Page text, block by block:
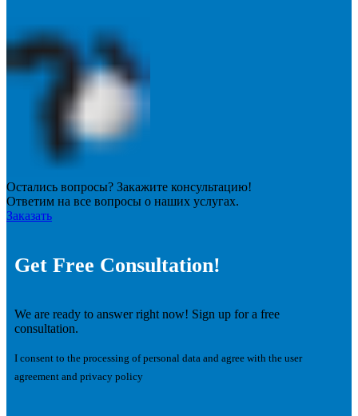
Остались вопросы? Закажите консультацию!
Ответим на все вопросы о наших услугах.
Заказать
Get Free Consultation!
We are ready to answer right now! Sign up for a free
consultation.
I consent to the processing of personal data and agree with the user
agreement and privacy policy